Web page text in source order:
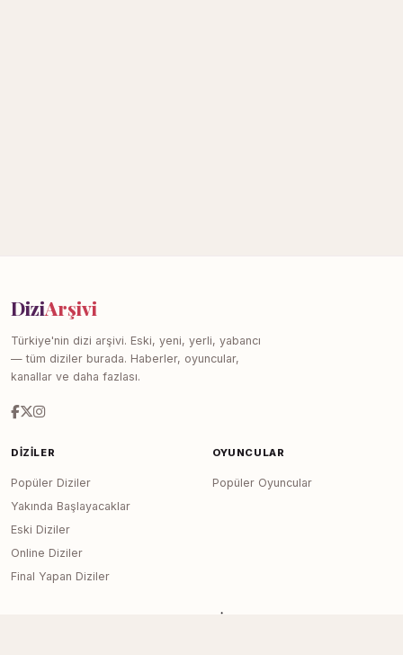
DiziArşivi
Türkiye'nin dizi arşivi. Eski, yeni, yerli, yabancı
— tüm diziler burada. Haberler, oyuncular,
kanallar ve daha fazlası.
DIZILER
Popüler Diziler
Yakında Başlayacaklar
Eski Diziler
Online Diziler
Final Yapan Diziler
OYUNCULAR
Popüler Oyuncular
SITE